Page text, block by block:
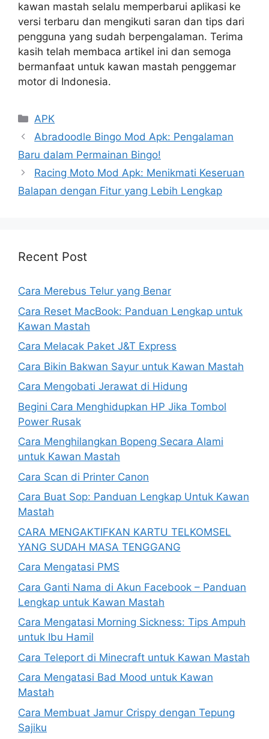
kawan mastah selalu memperbarui aplikasi ke
versi terbaru dan mengikuti saran dan tips dari
pengguna yang sudah berpengalaman. Terima
kasih telah membaca artikel ini dan semoga
bermanfaat untuk kawan mastah penggemar
motor di Indonesia.
Kategori
APK
Abradoodle Bingo Mod Apk: Pengalaman
Baru dalam Permainan Bingo!
Racing Moto Mod Apk: Menikmati Keseruan
Balapan dengan Fitur yang Lebih Lengkap
Recent Post
Cara Merebus Telur yang Benar
Cara Reset MacBook: Panduan Lengkap untuk
Kawan Mastah
Cara Melacak Paket J&T Express
Cara Bikin Bakwan Sayur untuk Kawan Mastah
Cara Mengobati Jerawat di Hidung
Begini Cara Menghidupkan HP Jika Tombol
Power Rusak
Cara Menghilangkan Bopeng Secara Alami
untuk Kawan Mastah
Cara Scan di Printer Canon
Cara Buat Sop: Panduan Lengkap Untuk Kawan
Mastah
CARA MENGAKTIFKAN KARTU TELKOMSEL
YANG SUDAH MASA TENGGANG
Cara Mengatasi PMS
Cara Ganti Nama di Akun Facebook – Panduan
Lengkap untuk Kawan Mastah
Cara Mengatasi Morning Sickness: Tips Ampuh
untuk Ibu Hamil
Cara Teleport di Minecraft untuk Kawan Mastah
Cara Mengatasi Bad Mood untuk Kawan
Mastah
Cara Membuat Jamur Crispy dengan Tepung
Sajiku